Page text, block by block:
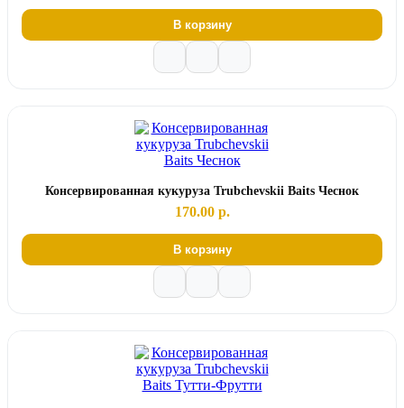
В корзину
Консервированная кукуруза Trubchevskii Baits Чеснок
170.00 р.
В корзину